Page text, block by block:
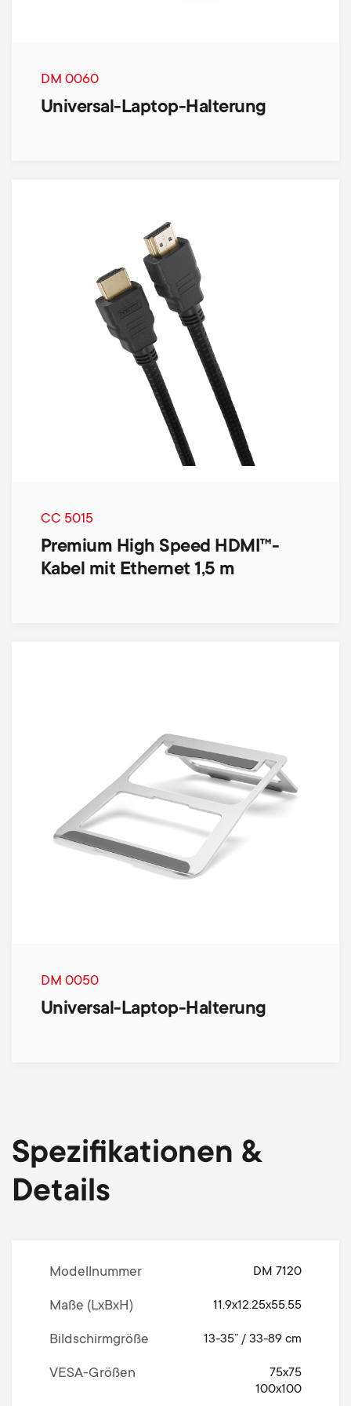
DM 0060
Universal-Laptop-Halterung
CC 5015
Premium High Speed HDMI™-
Kabel mit Ethernet 1,5 m
DM 0050
Universal-Laptop-Halterung
Spezifikationen &
Details
Modellnummer DM 7120
Maße (LxBxH) 11.9x12.25x55.55
Bildschirmgröße 13-35” / 33-89 cm
VESA-Größen
75x75
100x100